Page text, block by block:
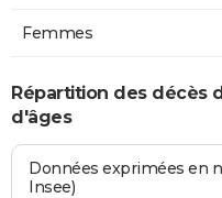
Femmes
Répartition des décès
d'âges
Données exprimées en
Insee)